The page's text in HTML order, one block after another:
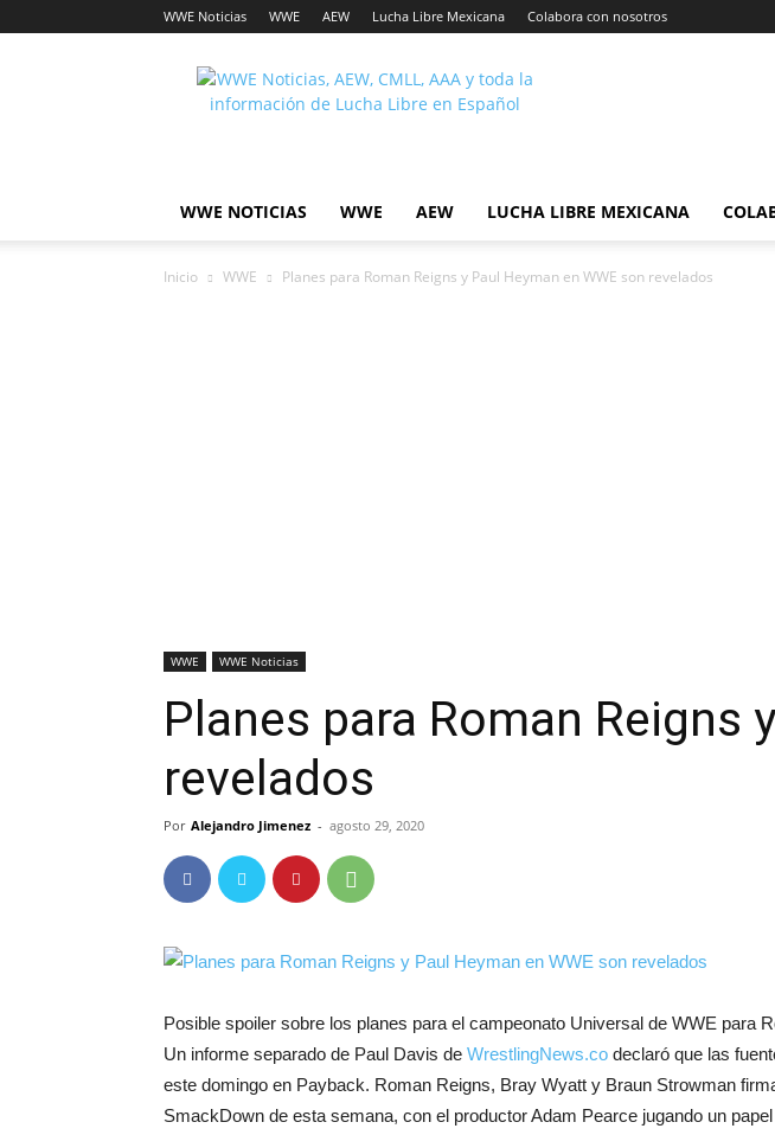
WWE Noticias WWE AEW Lucha Libre Mexicana Colabora con nosotros
Lucha
Noticias
WWE NOTICIAS WWE AEW LUCHA LIBRE MEXICANA
Inicio WWE Planes para Roman Reigns y Paul Heyman en WWE son revelados
WWE WWE Noticias
Planes para Roman Reigns
revelados
Por Alejandro Jimenez - agosto 29, 2020
Posible spoiler sobre los planes para el campeonato Universal de WWE
Un informe separado de Paul Davis de WrestlingNews.co declaró que las
este domingo en Payback. Roman Reigns, Bray Wyatt y Braun Strowman
SmackDown de esta semana, con el productor Adam Pearce jugando un